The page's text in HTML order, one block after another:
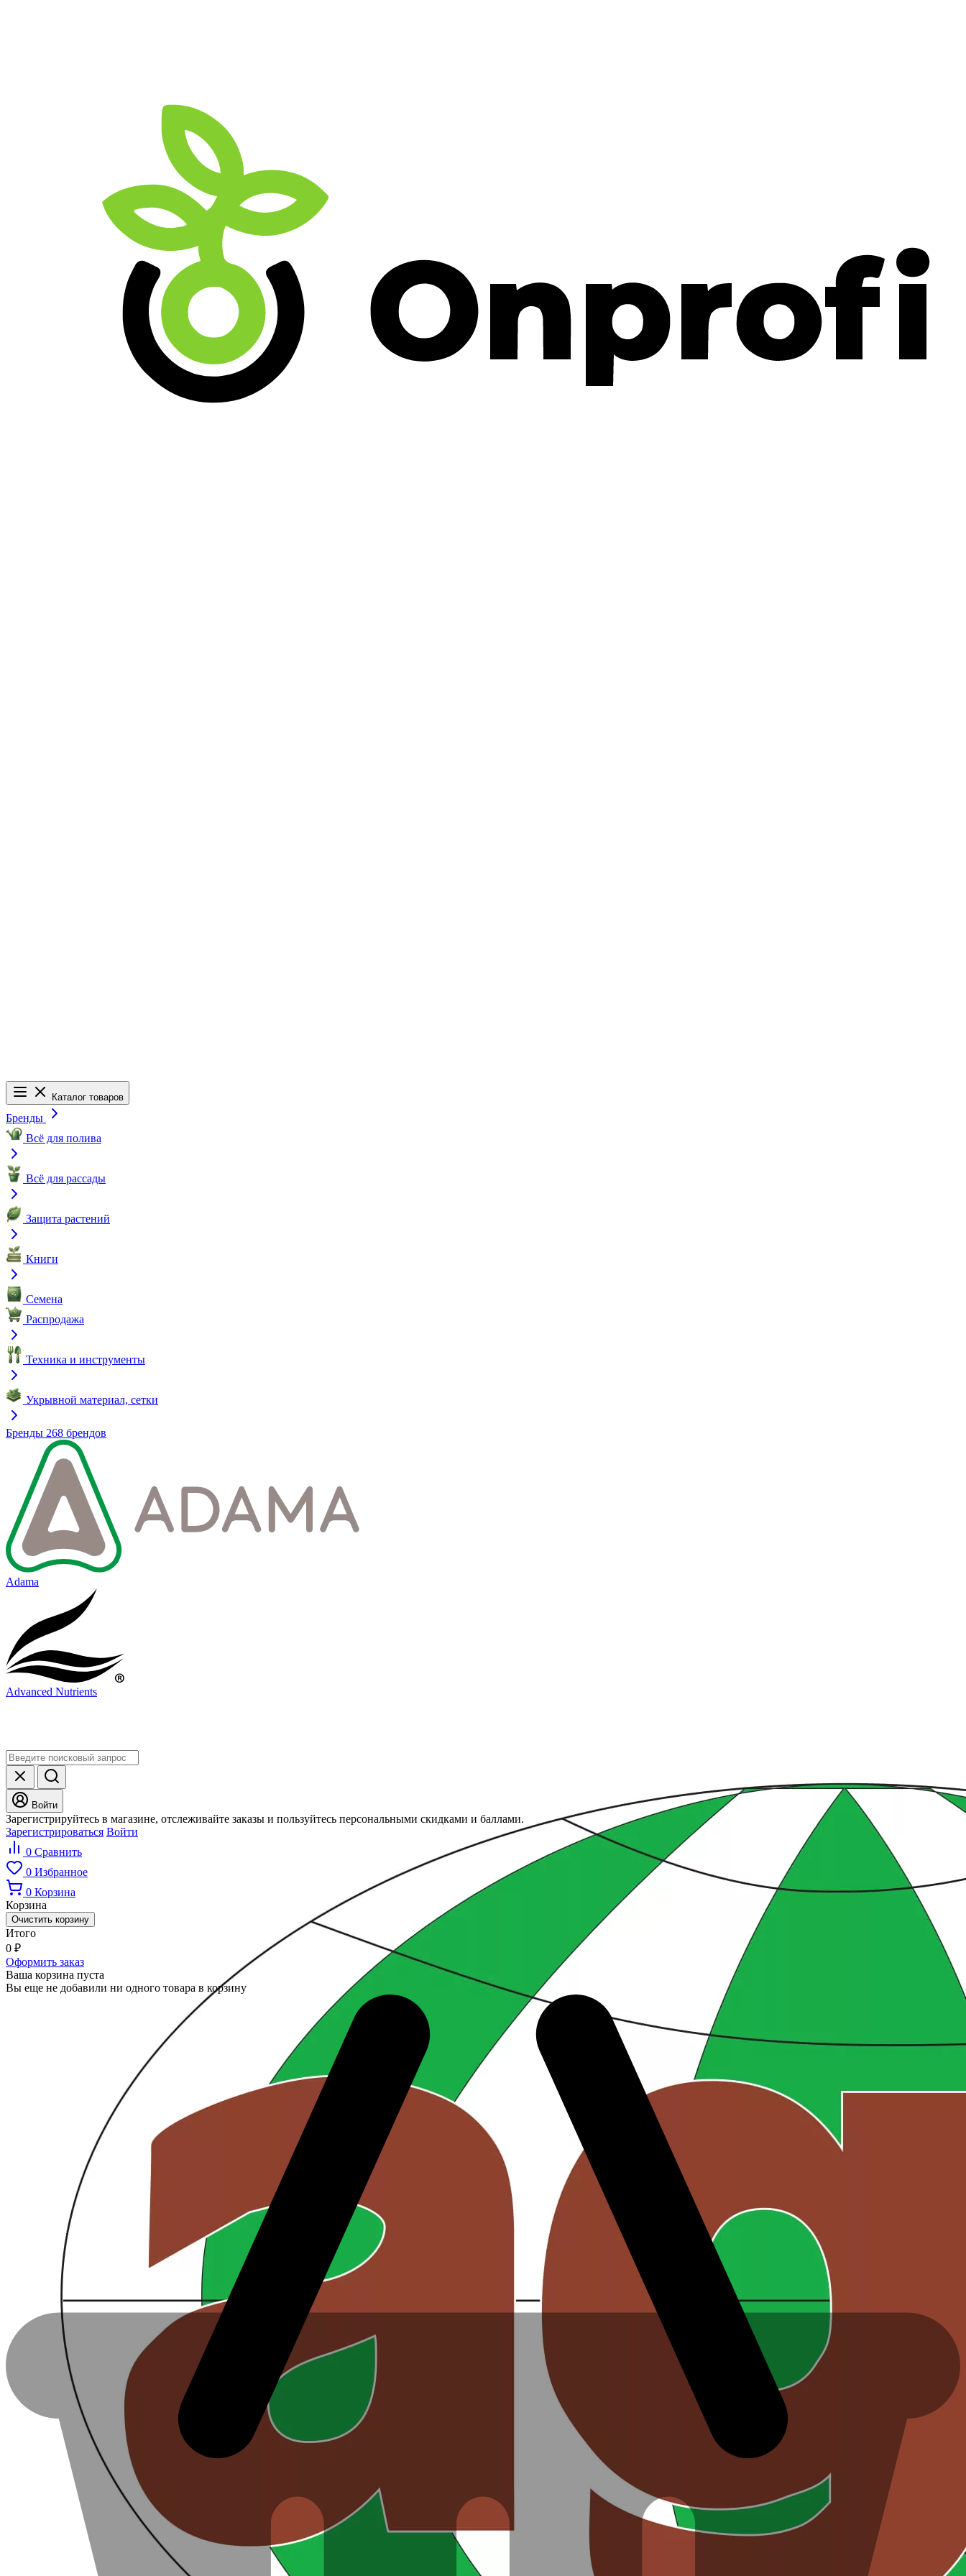
Каталог товаров
Бренды
Всё для полива
Всё для рассады
Защита растений
Книги
Семена
Распродажа
Техника и инструменты
Укрывной материал, сетки
Бренды 268 брендов
Adama
Advanced Nutrients
Войти
Зарегистрируйтесь в магазине, отслеживайте заказы и пользуйтесь персональными скидками и баллами.
Зарегистрироваться Войти
0 Сравнить
0 Избранное
0 Корзина
Корзина
Очистить корзину
Итого
0 ₽
Оформить заказ
Ваша корзина пуста
Вы еще не добавили ни одного товара в корзину